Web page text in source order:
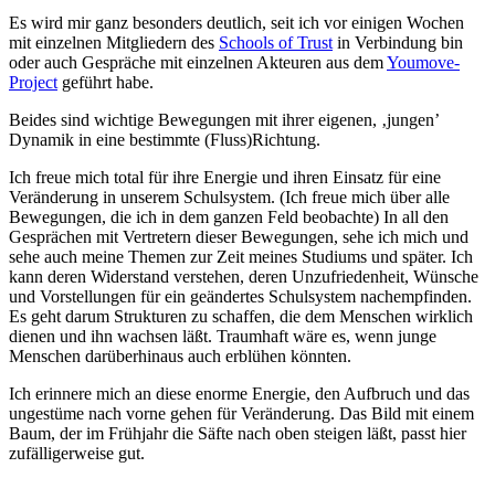
Es wird mir ganz besonders deutlich, seit ich vor einigen Wochen
mit einzelnen Mitgliedern des Schools of Trust in Verbindung bin
oder auch Gespräche mit einzelnen Akteuren aus demYoumove-
Project geführt habe.
Beides sind wichtige Bewegungen mit ihrer eigenen, ‚jungen’
Dynamik in eine bestimmte (Fluss)Richtung.
Ich freue mich total für ihre Energie und ihren Einsatz für eine
Veränderung in unserem Schulsystem. (Ich freue mich über alle
Bewegungen, die ich in dem ganzen Feld beobachte) In all den
Gesprächen mit Vertretern dieser Bewegungen, sehe ich mich und
sehe auch meine Themen zur Zeit meines Studiums und später. Ich
kann deren Widerstand verstehen, deren Unzufriedenheit, Wünsche
und Vorstellungen für ein geändertes Schulsystem nachempfinden.
Es geht darum Strukturen zu schaffen, die dem Menschen wirklich
dienen und ihn wachsen läßt. Traumhaft wäre es, wenn junge
Menschen darüberhinaus auch erblühen könnten.
Ich erinnere mich an diese enorme Energie, den Aufbruch und das
ungestüme nach vorne gehen für Veränderung. Das Bild mit einem
Baum, der im Frühjahr die Säfte nach oben steigen läßt, passt hier
zufälligerweise gut.